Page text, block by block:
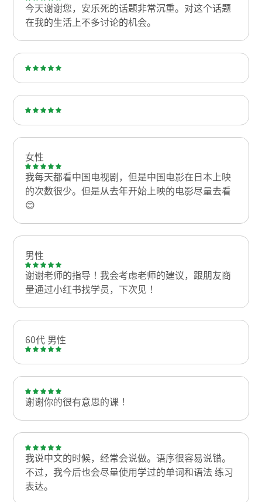
今天谢谢您，安乐死的话题非常沉重。对这个话题
在我的生活上不多讨论的机会。
女性
我每天都看中国电视剧，但是中国电影在日本上映
的次数很少。但是从去年开始上映的电影尽量去看
😊
男性
谢谢老师的指导！我会考虑老师的建议，跟朋友商
量通过小红书找学员，下次见！
60代 男性
谢谢你的很有意思的课！
我说中文的时候，经常会说做。语序很容易说错。
不过，我今后也会尽量使用学过的单词和语法 练习
表达。